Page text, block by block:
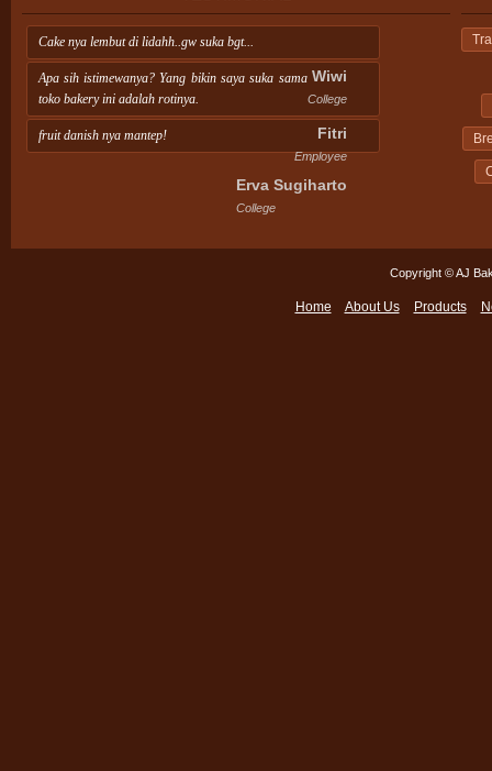
Cake nya lembut di lidahh..gw suka bgt...
Wiwi
College
Apa sih istimewanya? Yang bikin saya suka sama
toko bakery ini adalah rotinya.
Fitri
Employee
fruit danish nya mantep!
Erva Sugiharto
College
Copyright © AJ
Home About Us Products